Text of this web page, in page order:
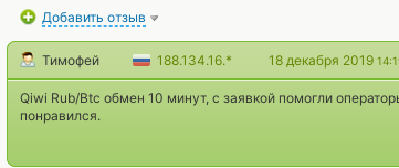
Добавить отзыв
Тимофей 188.134.16.* 18 декабря 2019
Qiwi Rub/Btc обмен 10 минут, с заявкой помогли
понравился.